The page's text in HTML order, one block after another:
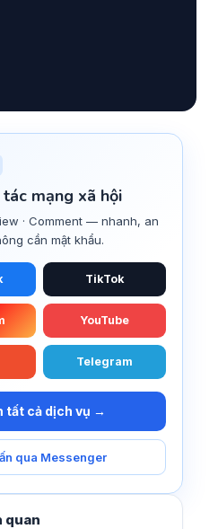
mạng xã hội
· Comment — nhanh, an
cần mật khẩu.
TikTok
YouTube
Telegram
tất cả dịch vụ →
qua Messenger
quan